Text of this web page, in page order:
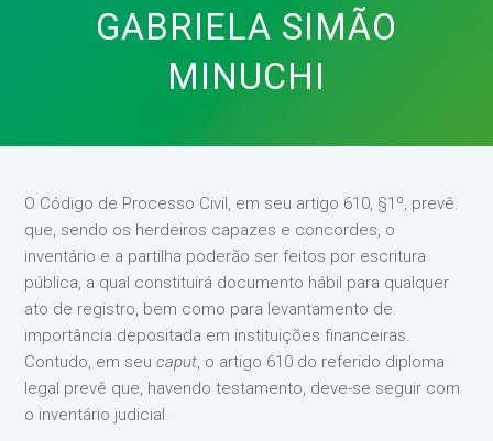
GABRIELA SIMÃO
MINUCHI
O Código de Processo Civil, em seu artigo 610, §1º, prevê
que, sendo os herdeiros capazes e concordes, o
inventário e a partilha poderão ser feitos por escritura
pública, a qual constituirá documento hábil para qualquer
ato de registro, bem como para levantamento de
importância depositada em instituições financeiras.
Contudo, em seucaput, o artigo 610 do referido diploma
legal prevê que, havendo testamento, deve-se seguir com
o inventário judicial.